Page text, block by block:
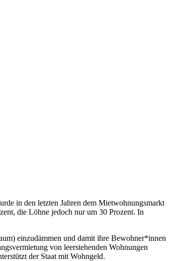
in den letzten Jahren dem Mietwohnungsmarkt
die Löhne jedoch nur um 30 Prozent. In
einzudämmen und damit ihre Bewohner*innen
von leerstehenden Wohnungen
der Staat mit Wohngeld.